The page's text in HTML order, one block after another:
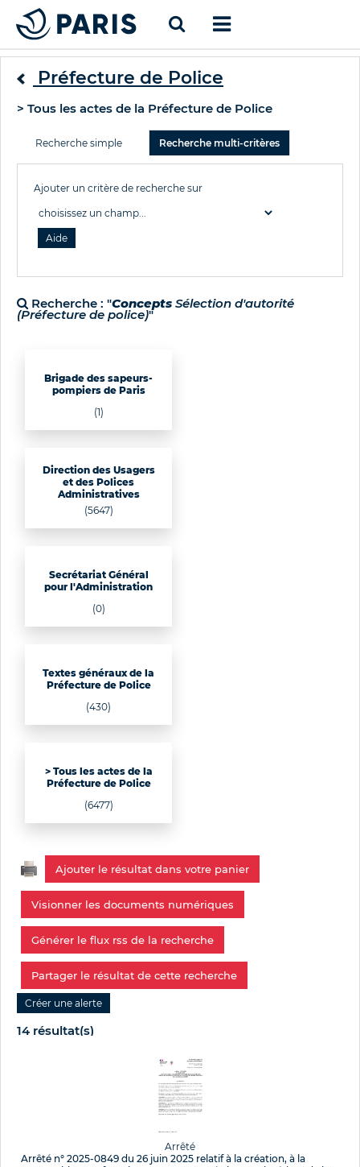
Préfecture de Police
> Tous les actes de la Préfecture de Police
Recherche simple Recherche multi-critères
Ajouter un critère de recherche sur
Recherche : "Concepts Sélection d'autorité
(Préfecture de police)"
Brigade des sapeurs-
pompiers de Paris
(1)
Direction des Usagers
et des Polices
Administratives
(5647)
Secrétariat Général
pour l'Administration
(0)
Textes généraux de la
Préfecture de Police
(430)
> Tous les actes de la
Préfecture de Police
(6477)
Ajouter le résultat dans votre panier
Visionner les documents numériques
Générer le flux rss de la recherche
Partager le résultat de cette recherche
14 résultat(s)
Arrêté
Arrêté n° 2025-0849 du 26 juin 2025 relatif à la création, à la